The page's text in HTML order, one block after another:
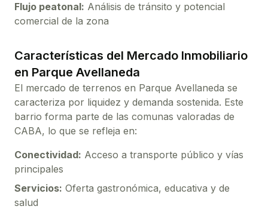
Flujo peatonal: Análisis de tránsito y potencial
comercial de la zona
Características del Mercado Inmobiliario
en Parque Avellaneda
El mercado de terrenos en Parque Avellaneda se
caracteriza por liquidez y demanda sostenida. Este
barrio forma parte de las comunas valoradas de
CABA, lo que se refleja en:
Conectividad: Acceso a transporte público y vías
principales
Servicios: Oferta gastronómica, educativa y de
salud